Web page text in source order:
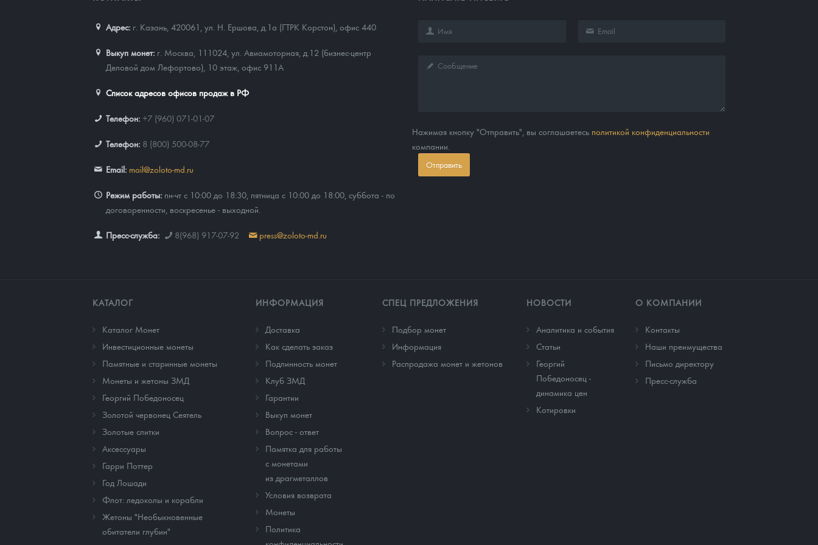
Адрес: г. Казань, 420061 ул. Н. Ершова, д.1а (ГТРК Корстон), офис 440
Выкуп монет: г. Москва, 111024, ул. Авиамоторная, д.12 (бизнес-центр
Деловой дом Лефортово), 10 этаж, офис 911А
Список адресов офисов продаж в РФ
Телефон: +7 (960) 071-01-07
Телефон: 8 (800) 500-08-77
Email: mail@zoloto-md.ru
Режим работы: пн-чт с 10:00 до 18:30, пятница с 10:00 до 18:00, суббота - по
договоренности, воскресенье - выходной.
Пресс-служба: 8(968) 917-07-92 press@zoloto-md.ru
Нажимая кнопку "Отправить", вы соглашаетесь политикой конфиденциальности
компании.
Отправить
КАТАЛОГ
Каталог Монет
Инвестиционные монеты
Памятные и старинные монеты
Монеты и жетоны ЗМД
Георгий Победоносец
Золотой червонец Сеятель
Золотые слитки
Аксессуары
Гарри Поттер
Год Лошади
Флот: ледоколы и корабли
Жетоны "Необыкновенные
обитатели глубин"
ИНФОРМАЦИЯ
Доставка
Как сделать заказ
Подлинность монет
Клуб ЗМД
Гарантии
Выкуп монет
Вопрос - ответ
Памятка для работы
с монетами
из драгметаллов
Условия возврата
Монеты
Политика
СПЕЦ ПРЕДЛОЖЕНИЯ
Подбор монет
Информация
Распродажа монет и жетонов
НОВОСТИ
Аналитика и события
Cтатьи
Георгий
Победоносец -
динамика цен
Котировки
О КОМПАНИИ
Контакты
Наши преимущества
Письмо директору
Пресс-служба